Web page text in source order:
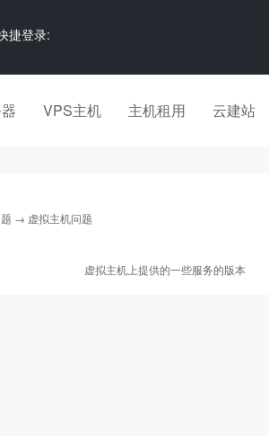
捷登录:
VPS主机 主机租用 云建站
→ 虚拟主机问题
虚拟主机上提供的一些服务的版本